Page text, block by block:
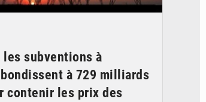
les subventions à
bondissent à 729 milliards
contenir les prix des